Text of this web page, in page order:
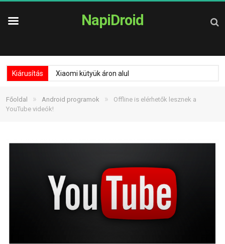
NapiDroid
Kiárusítás Xiaomi kütyük áron alul
Főoldal » Android programok »
Offline is elérhetők lesznek a
YouTube videók!